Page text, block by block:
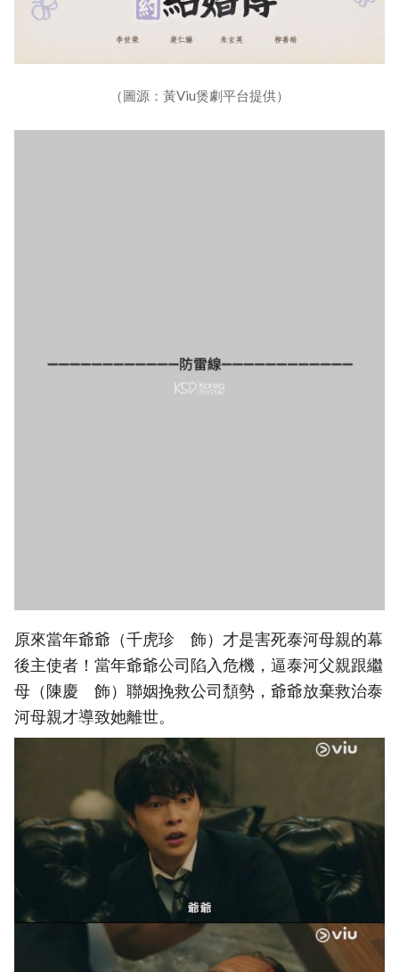
（圖源：黃Viu煲劇平台提供）
原來當年爺爺（千虎珍 飾）才是害死泰河母親的幕
後主使者！當年爺爺公司陷入危機，逼泰河父親跟繼
母（陳慶 飾）聯姻挽救公司頹勢，爺爺放棄救治泰
河母親才導致她離世。